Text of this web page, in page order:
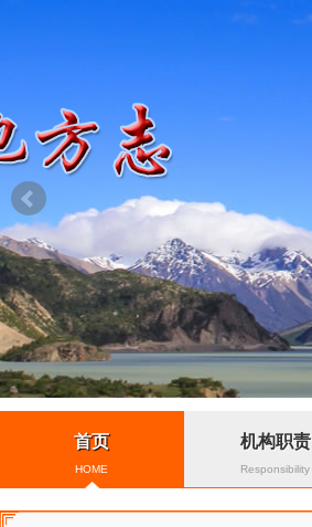
首页
HOME
机构职责
Responsibility